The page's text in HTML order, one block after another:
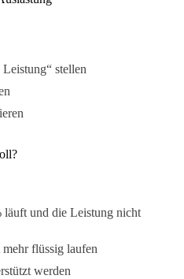
stellen
und die Leistung nicht
flüssig laufen
werden